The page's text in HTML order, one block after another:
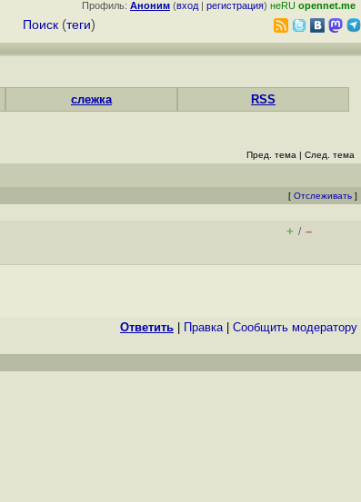
Профиль: Аноним (вход | регистрация) неRU opennet.me
Поиск (теги)
слежка RSS
Пред. тема | След. тема
[ Отслеживать ]
+ / –
Ответить Правка| Cообщить модератору